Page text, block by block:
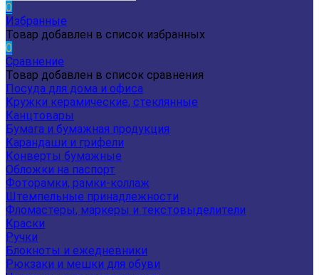
0
Избранные
Товар добавлен в список избранных
0
Сравнение
Товар добавлен в список сравнения
Посуда для дома и офиса
Кружки керамические, стеклянные
Канцтовары
Бумага и бумажная продукция
Карандаши и грифели
Конверты бумажные
Обложки на паспорт
Фоторамки, рамки-коллаж
Штемпельные принадлежности
Фломастеры, маркеры и текстовыделители
Краски
Ручки
Блокноты и ежедневники
Рюкзаки и мешки для обуви